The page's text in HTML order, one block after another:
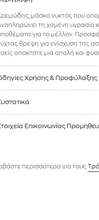
μάσκα νυκτός που
τη χαμένη υγρασία
για το μέλλον.
θρέψη για ενίσχυση της
αποκτάτε μια απαλή και
Χρήσης & Προφύλαξης
Επικοινωνίας
περισσότερα για τους